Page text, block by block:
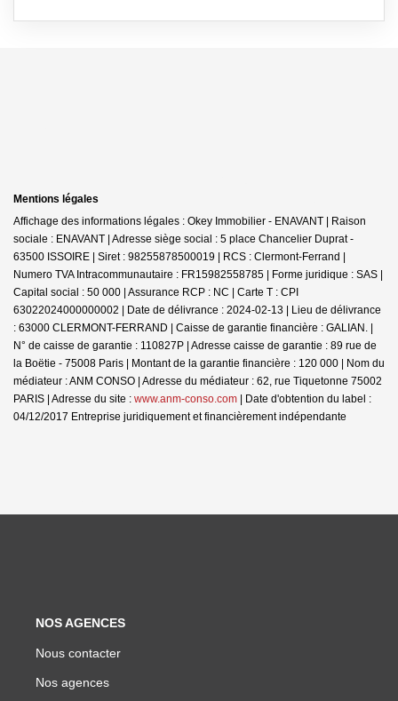
Mentions légales
Affichage des informations légales : Okey Immobilier - ENAVANT | Raison
sociale : ENAVANT | Adresse siège social : 5 place Chancelier Duprat -
63500 ISSOIRE | Siret : 98255878500019 | RCS : Clermont-Ferrand |
Numero TVA Intracommunautaire : FR15982558785 | Forme juridique : SAS |
Capital social : 50 000 | Assurance RCP : NC | Carte T : CPI
63022024000000002 | Date de délivrance : 2024-02-13 | Lieu de délivrance
: 63000 CLERMONT-FERRAND | Caisse de garantie financière : GALIAN. |
N° de caisse de garantie : 110827P | Adresse caisse de garantie : 89 rue de
la Boëtie - 75008 Paris | Montant de la garantie financière : 120 000 | Nom du
médiateur : ANM CONSO | Adresse du médiateur : 62, rue Tiquetonne 75002
PARIS | Adresse du site : www.anm-conso.com | Date d'obtention du label :
04/12/2017 Entreprise juridiquement et financièrement indépendante
NOS AGENCES
Nous contacter
Nos agences